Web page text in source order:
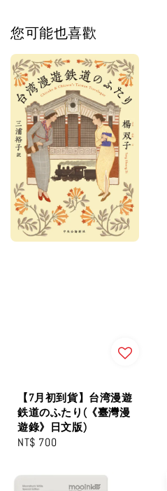
您可能也喜歡
【7月初到貨】台湾漫遊
鉄道のふたり(《臺灣漫
遊錄》日文版)
Regular
NT$ 700